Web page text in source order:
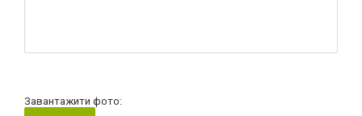
Завантажити фото: